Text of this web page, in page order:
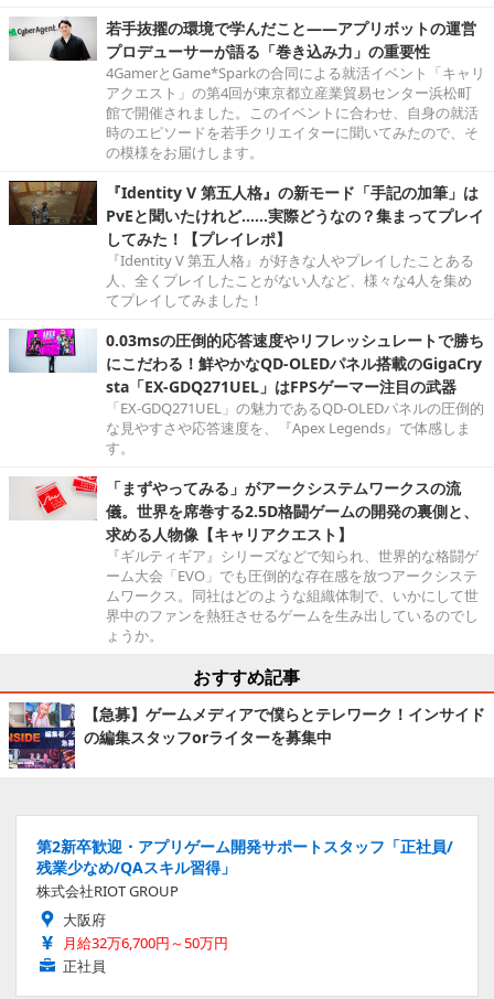
若手抜擢の環境で学んだこと――アプリボットの運営
プロデューサーが語る「巻き込み力」の重要性
4GamerとGame*Sparkの合同による就活イベント「キャリ
アクエスト」の第4回が東京都立産業貿易センター浜松町
館で開催されました。このイベントに合わせ、自身の就活
時のエピソードを若手クリエイターに聞いてみたので、そ
の模様をお届けします。
『Identity V 第五人格』の新モード「手記の加筆」は
PvEと聞いたけれど……実際どうなの？集まってプレイ
してみた！【プレイレポ】
『Identity V 第五人格』が好きな人やプレイしたことある
人、全くプレイしたことがない人など、様々な4人を集め
てプレイしてみました！
0.03msの圧倒的応答速度やリフレッシュレートで勝ち
にこだわる！鮮やかなQD-OLEDパネル搭載のGigaCry
sta「EX-GDQ271UEL」はFPSゲーマー注目の武器
「EX-GDQ271UEL」の魅力であるQD-OLEDパネルの圧倒的
な見やすさや応答速度を、『Apex Legends』で体感しま
す。
「まずやってみる」がアークシステムワークスの流
儀。世界を席巻する2.5D格闘ゲームの開発の裏側と、
求める人物像【キャリアクエスト】
『ギルティギア』シリーズなどで知られ、世界的な格闘ゲ
ーム大会「EVO」でも圧倒的な存在感を放つアークシステ
ムワークス。同社はどのような組織体制で、いかにして世
界中のファンを熱狂させるゲームを生み出しているのでし
ょうか。
おすすめ記事
【急募】ゲームメディアで僕らとテレワーク！インサイド
の編集スタッフorライターを募集中
第2新卒歓迎・アプリゲーム開発サポートスタッフ「正社員/
残業少なめ/QAスキル習得」
株式会社RIOT GROUP
大阪府
月給32万6,700円～50万円
正社員